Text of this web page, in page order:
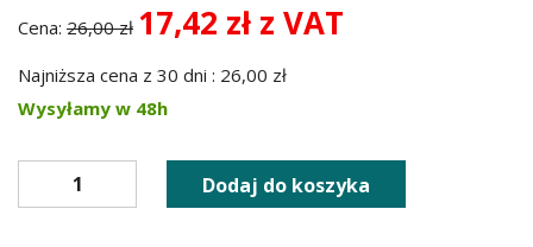
Cena: 26,00 zł 17,42 zł z VAT
Najniższa cena z 30 dni : 26,00 zł
Wysyłamy w 48h
Dodaj do koszyka